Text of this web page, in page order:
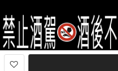
2021思橙國際有限公司 版權所有 禁止轉貼